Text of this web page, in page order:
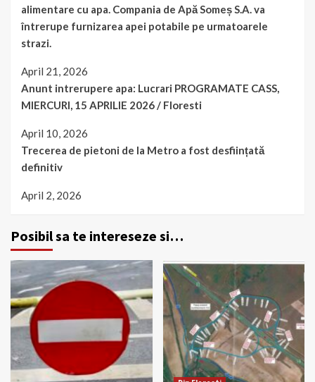
alimentare cu apa. Compania de Apă Someș S.A. va
întrerupe furnizarea apei potabile pe urmatoarele
strazi.
April 21, 2026
Anunt intrerupere apa: Lucrari PROGRAMATE CASS,
MIERCURI, 15 APRILIE 2026 / Floresti
April 10, 2026
Trecerea de pietoni de la Metro a fost desființată
definitiv
April 2, 2026
Posibil sa te intereseze si…